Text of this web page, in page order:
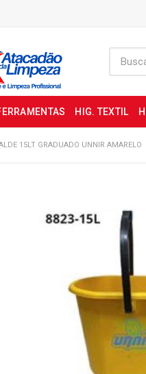
HIG. TEXTIL
15LT GRADUADO UNNIR AMARELO